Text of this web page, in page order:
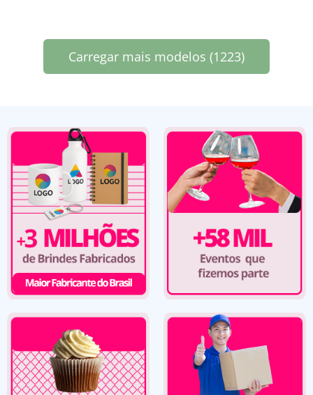
Carregar mais modelos (1223)